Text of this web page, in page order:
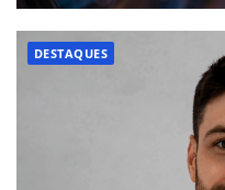
DESTAQUES